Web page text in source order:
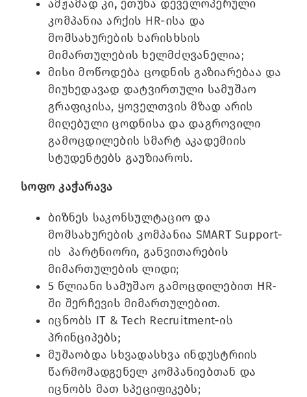
ამჟამად კი, ეთუნა დეველოპერული
კომპანია არქის HR-ისა და
მომსახურების ხარისხსის
მიმართულების ხელმძღვანელია;
მისი მოწოდება ცოდნის გაზიარებაა და
მიუხედავად დატვირთული სამუშაო
გრაფიკისა, ყოველთვის მზად არის
მიღებული ცოდნისა და დაგროვილი
გამოცდილების სმარტ აკადემიის
სტუდენტებს გაუზიაროს.
სოფო კაჭარავა
ბიზნეს საკონსულტაციო და
მომსახურების კომპანია SMART Support-
ის პარტნიორი, განვითარების
მიმართულების ლიდი;
5 წლიანი სამუშაო გამოცდილებით HR-
ში შერჩევის მიმართულებით.
იცნობს IT & Tech Recruitment-ის
პრინციპებს;
მუშაობდა სხვადასხვა ინდუსტრიის
წარმომადგენელ კომპანიებთან და
იცნობს მათ სპეციფიკებს;